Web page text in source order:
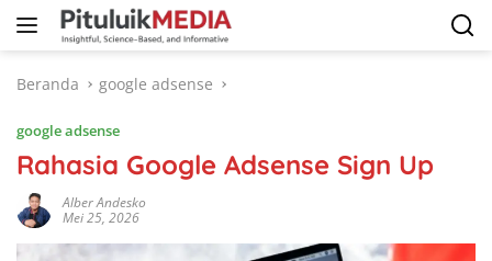
Langsung
Beranda
google adsense
google adsense
Rahasia Google Adsense Sign Up
Alber Andesko
Mei 25, 2026